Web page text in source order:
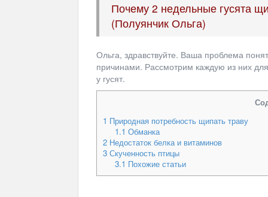
Почему 2 недельные гусята
(Полуянчик Ольга)
Ольга, здравствуйте. Ваша проблема
причинами. Рассмотрим каждую из них
у гусят.
1 Природная потребность щипать траву
1.1 Обманка
2 Недостаток белка и витаминов
3 Скученность птицы
3.1 Похожие статьи